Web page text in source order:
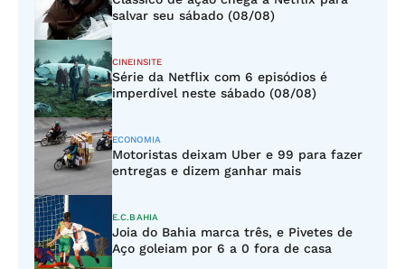
salvar seu sábado (08/08)
CINEINSITE
Série da Netflix com 6 episódios é
imperdível neste sábado (08/08)
ECONOMIA
Motoristas deixam Uber e 99 para fazer
entregas e dizem ganhar mais
E.C.BAHIA
Joia do Bahia marca três, e Pivetes de
Aço goleiam por 6 a 0 fora de casa